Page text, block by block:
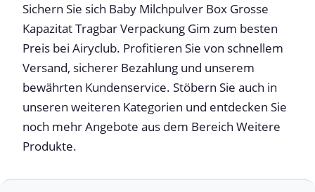
Sichern Sie sich Baby Milchpulver Box Grosse
Kapazitat Tragbar Verpackung Gim zum besten
Preis bei Airyclub. Profitieren Sie von schnellem
Versand, sicherer Bezahlung und unserem
bewährten Kundenservice. Stöbern Sie auch in
unseren weiteren Kategorien und entdecken Sie
noch mehr Angebote aus dem Bereich Weitere
Produkte.